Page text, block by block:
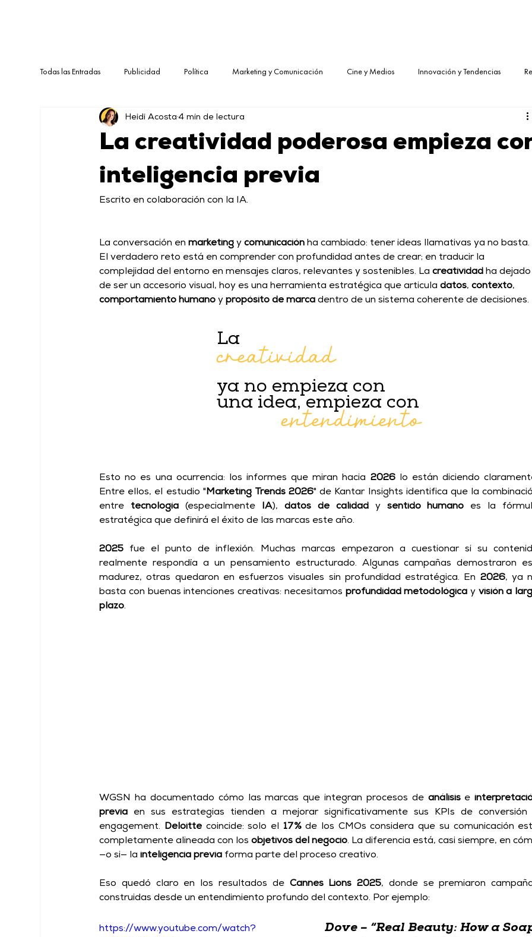
Todas las Entradas Publicidad Política Marketing y Comunicación Cine y Medios Innovación y Tendencias
La creatividad poderosa empieza
inteligencia previa
Heidi Acosta 4 min de lectura
Escrito en colaboración con la IA.
La conversación en marketing y comunicación ha cambiado: tener ideas llamativas ya no basta.
El verdadero reto está en comprender con profundidad antes de crear; en traducir la
complejidad del entorno en mensajes claros, relevantes y sostenibles. La creatividad ha dejado
de ser un accesorio visual, hoy es una herramienta estratégica que articula datos, contexto,
comportamiento humano y propósito de marca dentro de un sistema coherente de decisiones.
La
creatividad
ya no empieza con
una idea, empieza con
entendimiento
Esto no es una ocurrencia: los informes que miran hacia 2026 lo están diciendo
Entre ellos, el estudio " Marketing Trends 2026" de Kantar Insights identifica que la
entre tecnología (especialmente IA), datos de calidad y sentido humano es la
estratégica que definirá el éxito de las marcas este año.
2025 fue el punto de inflexión. Muchas marcas empezaron a cuestionar si su
realmente respondía a un pensamiento estructurado. Algunas campañas demostraron
madurez, otras quedaron en esfuerzos visuales sin profundidad estratégica.
En 2026, ya
basta con buenas intenciones creativas: necesitamos profundidad metodológica y visión a
plazo.
WGSN ha documentado cómo las marcas que integran procesos de análisis e
previa en sus estrategias tienden a mejorar significativamente sus KPIs de conversión
engagement.
Deloitte coincide: solo el 17 % de los CMOs considera que su comunicación
completamente alineada con los objetivos del negocio. La diferencia está, casi siempre, en
—o si— la inteligencia previa forma parte del proceso creativo.
Eso quedó claro en los resultados de Cannes Lions 2025, donde se premiaron
construidas desde un entendimiento profundo del contexto. Por ejemplo:
https://www.youtube.com/watch?
Dove – “Real Beauty: How a